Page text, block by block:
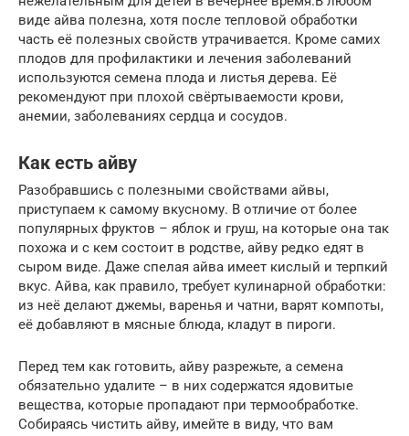
виде айва полезна, хотя после тепловой обработки
часть её полезных свойств утрачивается. Кроме самих
плодов для профилактики и лечения заболеваний
используются семена плода и листья дерева. Её
рекомендуют при плохой свёртываемости крови,
анемии, заболеваниях сердца и сосудов.
Как есть айву
Разобравшись с полезными свойствами айвы,
приступаем к самому вкусному. В отличие от более
популярных фруктов – яблок и груш, на которые она так
похожа и с кем состоит в родстве, айву редко едят в
сыром виде. Даже спелая айва имеет кислый и терпкий
вкус. Айва, как правило, требует кулинарной обработки:
из неё делают джемы, варенья и чатни, варят компоты,
её добавляют в мясные блюда, кладут в пироги.
Перед тем как готовить, айву разрежьте, а семена
обязательно удалите – в них содержатся ядовитые
вещества, которые пропадают при термообработке.
Собираясь чистить айву, имейте в виду, что вам